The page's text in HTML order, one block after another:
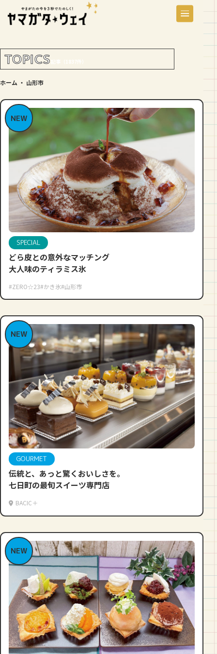
TOPICS 記事（1837件）
ホーム ・ 山形市
NEW
SPECIAL
どら皮との意外なマッチング
大人味のティラミス氷
#ZERO☆23#かき氷#山形市
NEW
GOURMET
伝統と、あっと驚くおいしさを。
七日町の最旬スイーツ専門店
BACIC＋
NEW